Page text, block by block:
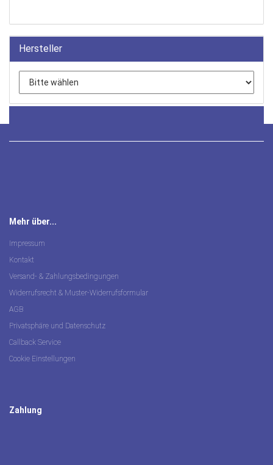
Hersteller
Mehr über...
Impressum
Kontakt
Versand- & Zahlungsbedingungen
Widerrufsrecht & Muster-Widerrufsformular
AGB
Privatsphäre und Datenschutz
Callback Service
Cookie Einstellungen
Zahlung